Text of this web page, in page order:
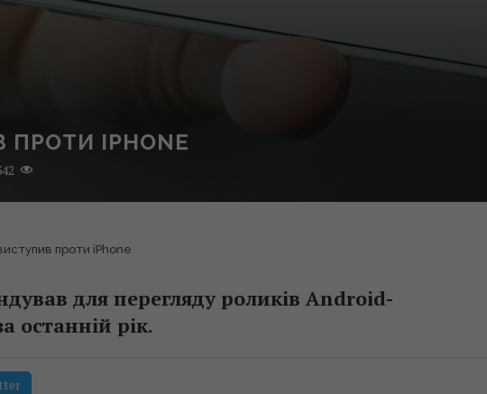
ПРОТИ IPHONE
проти iPhone
для перегляду роликів Android-
останній рік.